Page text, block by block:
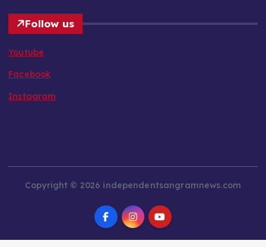
Follow us
Youtube
Facebook
Instagram
Copyright © 2026 independentsangramnews.com